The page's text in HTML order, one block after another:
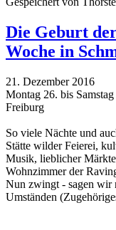
Die Geburt
Woche in
21. Dezember 2016
Montag 26. bis
Freiburg
So viele Nächte und
Stätte wilder Feierei,
Musik, lieblicher
Wohnzimmer der
Nun zwingt - sagen wir
Umständen